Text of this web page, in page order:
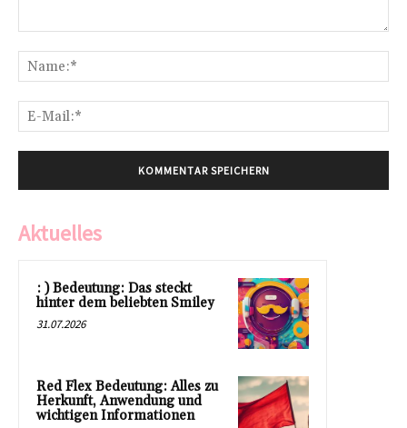
Aktuelles
: ) Bedeutung: Das steckt
hinter dem beliebten Smiley
31.07.2026
Red Flex Bedeutung: Alles zu
Herkunft, Anwendung und
wichtigen Informationen